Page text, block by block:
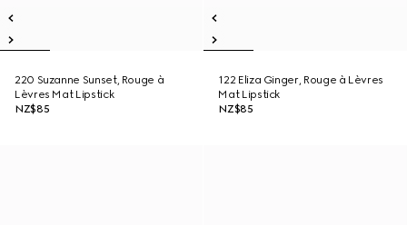
220 Suzanne Sunset, Rouge à
Lèvres Mat Lipstick
NZ$85
122 Eliza Ginger, Rouge à Lèvres
Mat Lipstick
NZ$85